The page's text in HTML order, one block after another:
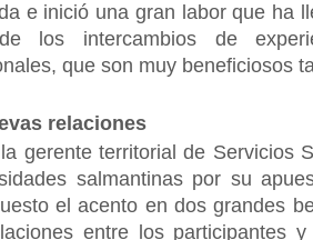
e inició una gran labor que ha
los intercambios de
que son muy beneficiosos
relaciones
gerente territorial de Servicios
salmantinas por su
el acento en dos grandes
entre los participantes